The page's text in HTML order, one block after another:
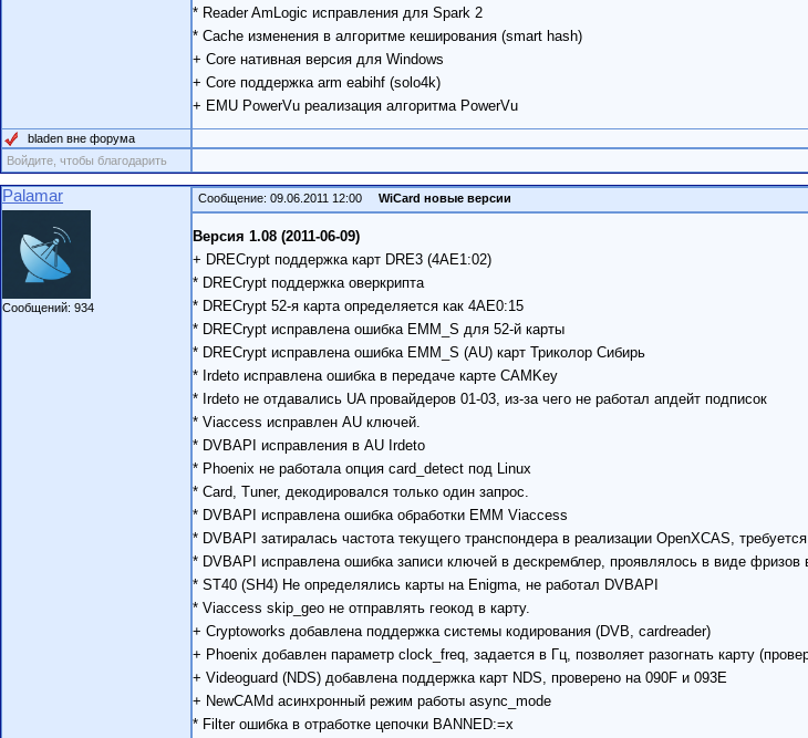
* Reader AmLogic исправления для Spark 2
* Cache изменения в алгоритме кеширования (smart hash)
+ Core нативная версия для Windows
+ Core поддержка arm eabihf (solo4k)
+ EMU PowerVu реализация алгоритма PowerVu
bladen вне форума
Войдите, чтобы благодарить
Palamar
Сообщений: 934
Сообщение: 09.06.2011 12:00 WiCard новые версии
Версия 1.08 (2011-06-09)
+ DRECrypt поддержка карт DRE3 (4AE1:02)
* DRECrypt поддержка оверкрипта
* DRECrypt 52-я карта определяется как 4AE0:15
* DRECrypt исправлена ошибка EMM_S для 52-й карты
* DRECrypt исправлена ошибка EMM_S (AU) карт Триколор Сибирь
* Irdeto исправлена ошибка в передаче карте CAMKey
* Irdeto не отдавались UA провайдеров 01-03, из-за чего не работал апдейт подписок
* Viaccess исправлен AU ключей.
* DVBAPI исправления в AU Irdeto
* Phoenix не работала опция card_detect под Linux
* Card, Tuner, декодировался только один запрос.
* DVBAPI исправлена ошибка обработки EMM Viaccess
* DVBAPI затиралась частота текущего транспондера в реализации OpenXCAS,
* DVBAPI исправлена ошибка записи ключей в дескремблер, проявлялось в виде
* ST40 (SH4) Не определялись карты на Enigma, не работал DVBAPI
* Viaccess skip_geo не отправлять геокод в карту.
+ Cryptoworks добавлена поддержка системы кодирования (DVB, cardreader)
+ Phoenix добавлен параметр clock_freq, задается в Гц, позволяет разогнать карту
+ Videoguard (NDS) добавлена поддержка карт NDS, проверено на 090F и 093E
+ NewCAMd асинхронный режим работы async_mode
* Filter ошибка в отработке цепочки BANNED:=x